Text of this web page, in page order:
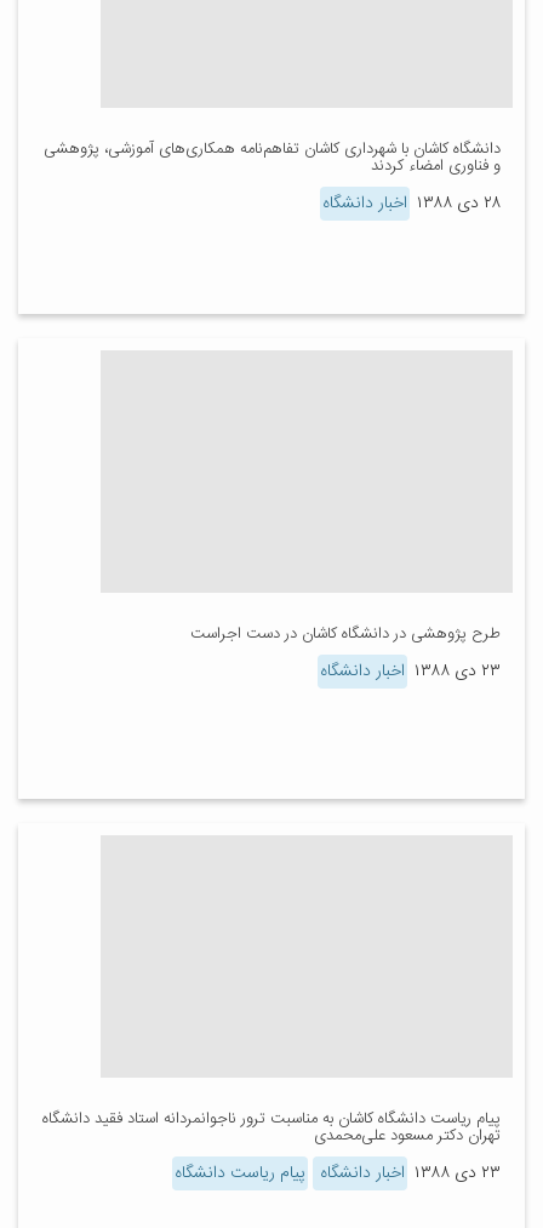
دانشگاه کاشان با شهرداری کاشان تفاهم‌نامه همکاری‌های آموزشی، پژوهشی
و فناوری امضاء کردند
۲۸ دی ۱۳۸۸ اخبار دانشگاه
طرح پژوهشی در دانشگاه کاشان در دست اجراست
۲۳ دی ۱۳۸۸ اخبار دانشگاه
پیام ریاست دانشگاه کاشان به مناسبت ترور ناجوانمردانه استاد فقید دانشگاه
تهران دکتر مسعود علی‌محمدی
۲۳ دی ۱۳۸۸ اخبار دانشگاه پیام ریاست دانشگاه